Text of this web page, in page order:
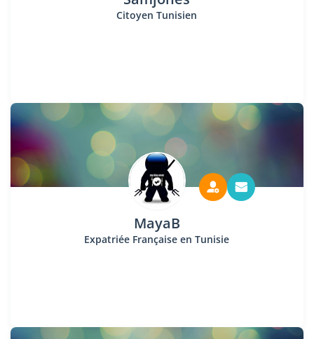
Citoyen Tunisien
MayaB
Expatriée Française en Tunisie